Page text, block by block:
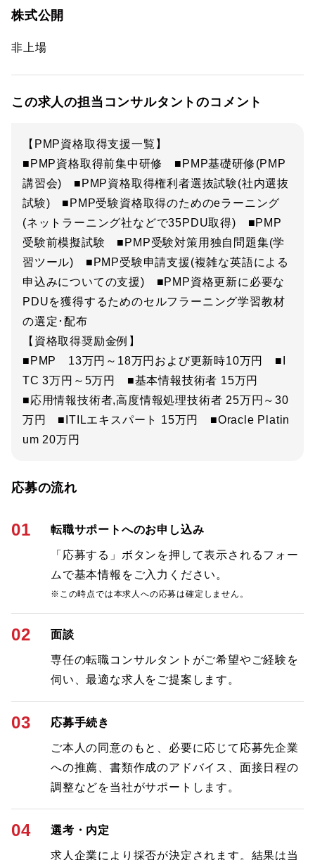
株式公開
非上場
この求人の担当コンサルタントのコメント
【PMP資格取得支援一覧】
■PMP資格取得前集中研修 ■PMP基礎研修(PMP
講習会) ■PMP資格取得権利者選抜試験(社内選抜
試験) ■PMP受験資格取得のためのeラーニング
(ネットラーニング社などで35PDU取得) ■PMP
受験前模擬試験 ■PMP受験対策用独自問題集(学
習ツール) ■PMP受験申請支援(複雑な英語による
申込みについての支援) ■PMP資格更新に必要な
PDUを獲得するためのセルフラーニング学習教材
の選定･配布
【資格取得奨励金例】
■PMP 13万円～18万円および更新時10万円 ■I
TC 3万円～5万円 ■基本情報技術者 15万円
■応用情報技術者,高度情報処理技術者 25万円～30
万円 ■ITILエキスパート 15万円 ■Oracle Platin
um 20万円
応募の流れ
01 転職サポートへのお申し込み
「応募する」ボタンを押して表示されるフォー
ムで基本情報をご入力ください。
※この時点では本求人への応募は確定しません。
02 面談
専任の転職コンサルタントがご希望やご経験を
伺い、最適な求人をご提案します。
03 応募手続き
ご本人の同意のもと、必要に応じて応募先企業
への推薦、書類作成のアドバイス、面接日程の
調整などを当社がサポートします。
04 選考・内定
求人企業により採否が決定されます。結果は当